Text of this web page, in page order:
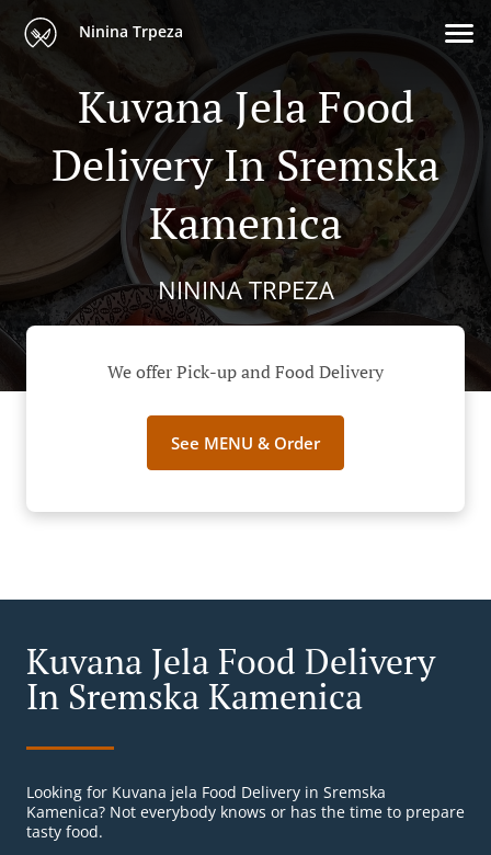
Ninina Trpeza
Kuvana Jela Food
Delivery In Sremska
Kamenica
NININA TRPEZA
We offer Pick-up and Food Delivery
See MENU & Order
Kuvana Jela Food Delivery
In Sremska Kamenica
Looking for Kuvana jela Food Delivery in Sremska
Kamenica? Not everybody knows or has the time to prepare
tasty food.